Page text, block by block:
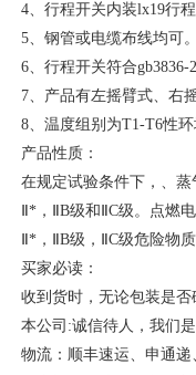
4、行程开关内装lx19行
5、钢管或电缆布线均可
6、行程开关符合gb3836-
7、产品有左摇臂式、右
8、温度组别为T1-T6性
产品性质：
在规定试验条件下，、
Ⅱ*，ⅡB级和ⅡC级。点燃
Ⅱ*，ⅡB级，ⅡC级危险物
买家必读：
收到货时，无论包装是
本公司:诚信待人，我们
物流：顺丰速运、申通